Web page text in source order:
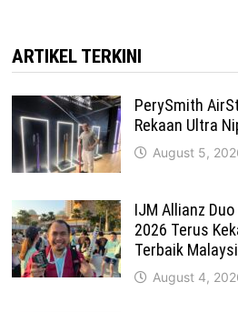
ARTIKEL TERKINI
PerySmith
Rekaan Ultra
August 5,
IJM Allianz
2026 Terus
Terbaik
August 4,